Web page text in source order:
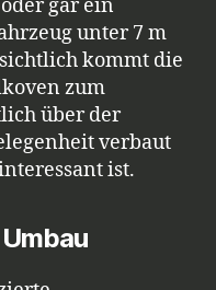
gar ein
unter 7 m
kommt die
zum
über der
verbaut
ist.